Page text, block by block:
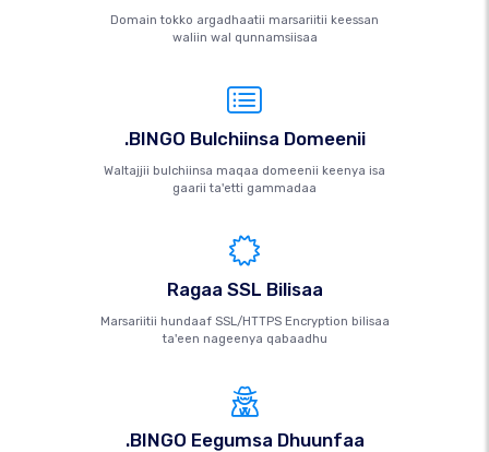
Domain tokko argadhaatii marsariitii keessan
waliin wal qunnamsiisaa
.BINGO Bulchiinsa Domeenii
Waltajjii bulchiinsa maqaa domeenii keenya isa
gaarii ta'etti gammadaa
Ragaa SSL Bilisaa
Marsariitii hundaaf SSL/HTTPS Encryption bilisaa
ta'een nageenya qabaadhu
.BINGO Eegumsa Dhuunfaa